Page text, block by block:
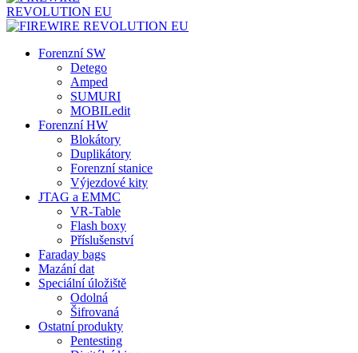
Forenzní SW
Detego
Amped
SUMURI
MOBILedit
Forenzní HW
Blokátory
Duplikátory
Forenzní stanice
Výjezdové kity
JTAG a EMMC
VR-Table
Flash boxy
Příslušenství
Faraday bags
Mazání dat
Speciální úložiště
Odolná
Šifrovaná
Ostatní produkty
Pentesting